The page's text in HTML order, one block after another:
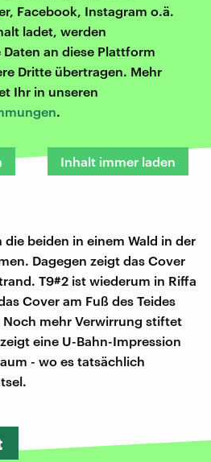
Facebook, Instagram o.ä.
ladet, werden
an diese Plattform
Dritte übertragen. Mehr
Ihr in unseren
.
Inhalt immer laden
die beiden in einem Wald in der
Dagegen zeigt das Cover
T9#2 ist wiederum in Riffa
Cover am Fuß des Teides
mehr Verwirrung stiftet
eine U-Bahn-Impression
- wo es tatsächlich